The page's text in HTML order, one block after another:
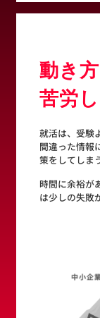
動き
苦労
就活は、受験
間違った情報
策をしてしま
時間に余裕が
は少しの失敗